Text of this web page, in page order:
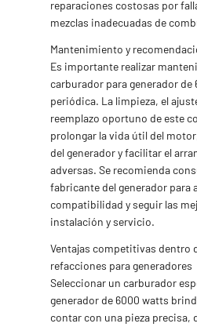
reparaciones costosas por
mezclas inadecuadas de
Mantenimiento y
Es importante realizar
carburador para generador
periódica. La limpieza, el
reemplazo oportuno de este
prolongar la vida útil del
del generador y facilitar el
adversas. Se recomienda
fabricante del generador para
compatibilidad y seguir las
instalación y servicio.
Ventajas competitivas dentro
refacciones para generadores
Seleccionar un carburador
generador de 6000 watts
contar con una pieza precisa,